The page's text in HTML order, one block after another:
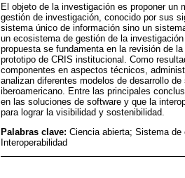
El objeto de la investigación es proponer un
gestión de investigación, conocido por sus
sistema único de información sino un
un ecosistema de gestión de la
propuesta se fundamenta en la revisión de
prototipo de CRIS institucional. Como
componentes en aspectos técnicos,
analizan diferentes modelos de desarrollo
iberoamericano. Entre las principales
en las soluciones de software y que la
para lograr la visibilidad y sostenibilidad.
Palabras clave: Ciencia abierta; Sistema
Interoperabilidad